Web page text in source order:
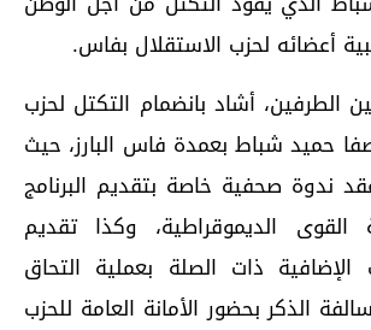
أعضائه لحزب الاستقلال بفاس.
الطرفين، أشاد بانضمام التكتل لحزب
حميد شباط بعمدة فاس البارز، حيث
ندوة صحفية خاصة بتقديم البرنامج
القوى الديموقراطية، وكذا تقديم
ذات الصلة بعملية التحاق
الذكر بحضور الأمانة العامة للحزب